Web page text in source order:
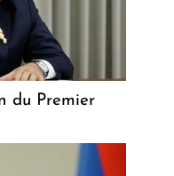
du Premier